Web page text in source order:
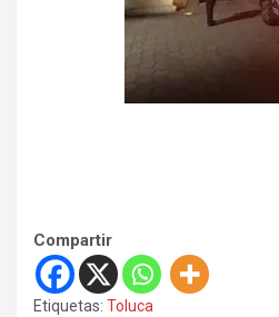
Compartir
Etiquetas: Toluca